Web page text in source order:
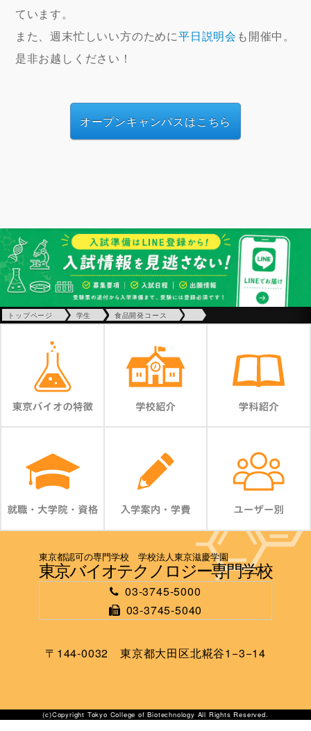
ています。
また、週末忙しいい方のために平日説明会 も開催中。
是非お越しください！
オープンキャンパスはこちら
トップページ 学生 食品開発コース
東京都認可の専門学校 学校法人東京滋慶学園
東京バイオテクノロジー専門学校
03-3745-5000
03-3745-5040
〒144-0032 東京都大田区北糀谷1−3−14
(c)Copyright Tokyo College of Biotechnology All Rights Reserved.